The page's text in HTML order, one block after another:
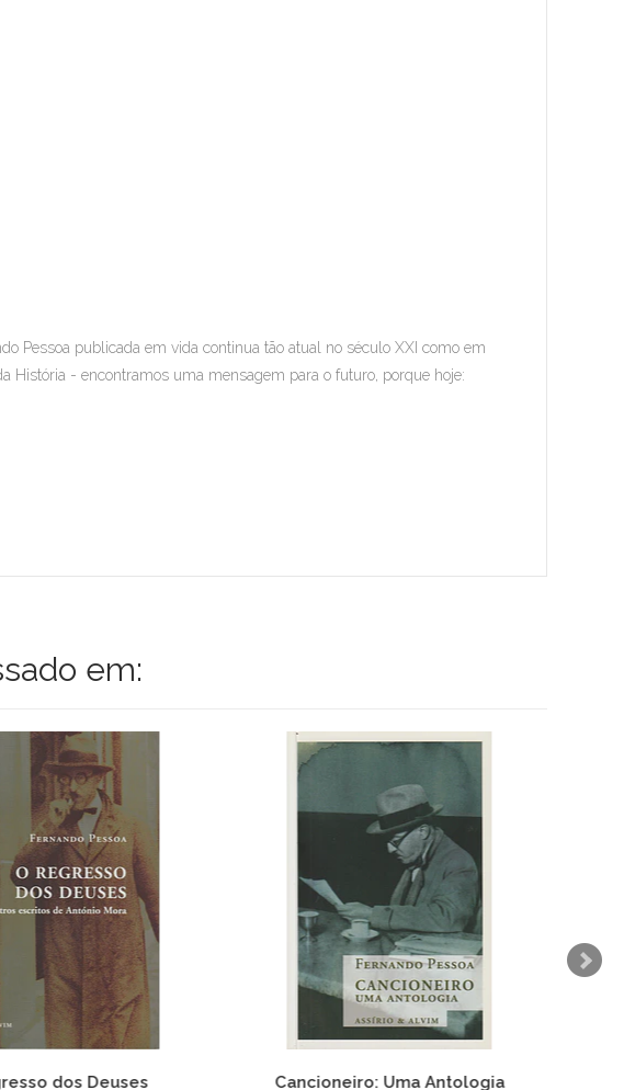
Pessoa publicada em vida continua tão atual no século XXI como em
História - encontramos uma mensagem para o futuro, porque hoje:
em:
dos Deuses Cancioneiro: Uma Antologia